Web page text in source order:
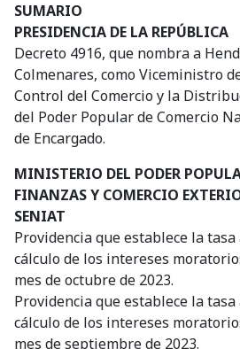
SUMARIO
PRESIDENCIA DE LA REPÚBLICA
Decreto 4916, que nombra a
Colmenares, como Viceministro
Control del Comercio y la
del Poder Popular de Comercio
de Encargado.
MINISTERIO DEL PODER
FINANZAS Y COMERCIO
SENIAT
Providencia que establece la
cálculo de los intereses
mes de octubre de 2023.
Providencia que establece la
cálculo de los intereses
mes de septiembre de 2023.